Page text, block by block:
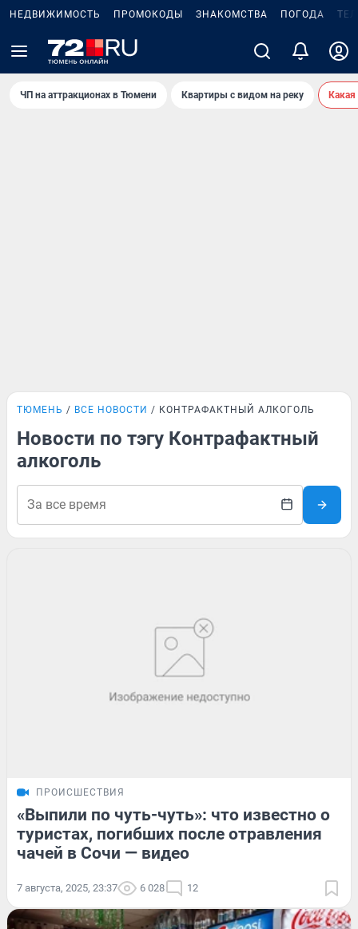
НЕДВИЖИМОСТЬ ПРОМОКОДЫ ЗНАКОМСТВА ПОГОДА
ЧП на аттракционах в Тюмени Квартиры с видом на реку
ТЮМЕНЬ ВСЕ НОВОСТИ КОНТРАФАКТНЫЙ АЛКОГОЛЬ
Новости по тэгу Контрафактный
алкоголь
ПРОИСШЕСТВИЯ
«Выпили по чуть-чуть»: что известно о
туристах, погибших после отравления
чачей в Сочи — видео
7 августа, 2025, 23:37 6 028 12